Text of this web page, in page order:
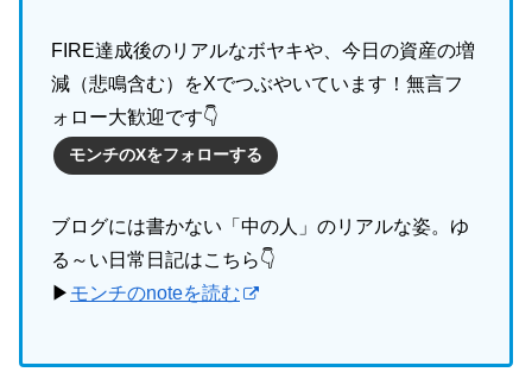
FIRE達成後のリアルなボヤキや、今日の資産の増
減（悲鳴含む）をXでつぶやいています！無言フ
ォロー大歓迎です👇
モンチのXをフォローする
ブログには書かない「中の人」のリアルな姿。ゆ
る～い日常日記はこちら👇
▶ モンチのnoteを読む